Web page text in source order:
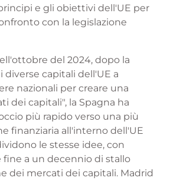
e gli obiettivi dell'UE per
con la legislazione
del 2024, dopo la
diverse capitali dell'UE a
nazionali per creare una
dei capitali", la Spagna ha
più rapido verso una più
finanziaria all'interno dell'UE
le stesse idee, con
a un decennio di stallo
dei mercati dei capitali. Madrid